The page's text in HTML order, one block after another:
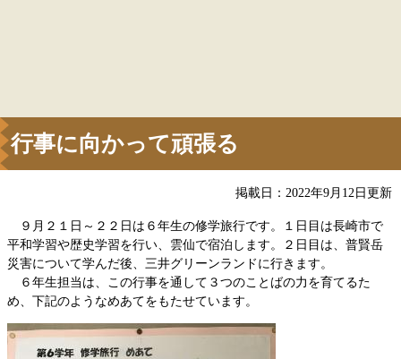
行事に向かって頑張る
掲載日：2022年9月12日更新
９月２１日～２２日は６年生の修学旅行です。１日目は長崎市で
平和学習や歴史学習を行い、雲仙で宿泊します。２日目は、普賢岳
災害について学んだ後、三井グリーンランドに行きます。
６年生担当は、この行事を通して３つのことばの力を育てるた
め、下記のようなめあてをもたせています。